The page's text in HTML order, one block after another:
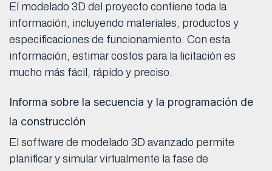
El modelado 3D del proyecto contiene toda la
información, incluyendo materiales, productos y
especificaciones de funcionamiento. Con esta
información, estimar costos para la licitación es
mucho más fácil, rápido y preciso.
Informa sobre la secuencia y la programación de
la construcción
El software de modelado 3D avanzado permite
planificar y simular virtualmente la fase de